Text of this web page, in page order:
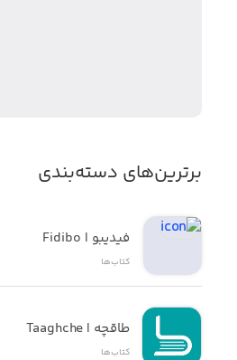
برترین‌های دسته‌بندی
فیدیبو | Fidibo
کتاب‌ها
طاقچه | Taaghche
کتاب‌ها